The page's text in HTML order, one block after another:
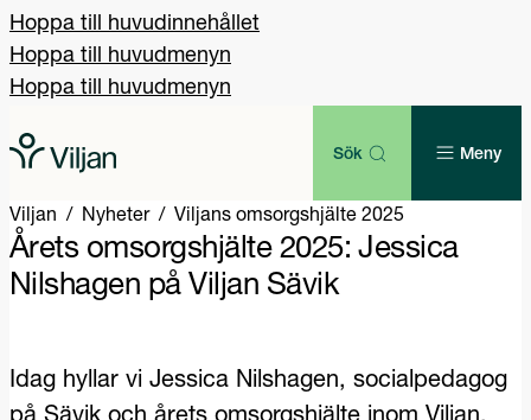
Hoppa till huvudinnehållet
Hoppa till huvudmenyn
Hoppa till huvudmenyn
Sök Meny
Viljan Nyheter Viljans omsorgshjälte 2025
Årets omsorgshjälte 2025: Jessica
Nilshagen på Viljan Sävik
Idag hyllar vi Jessica Nilshagen, socialpedagog